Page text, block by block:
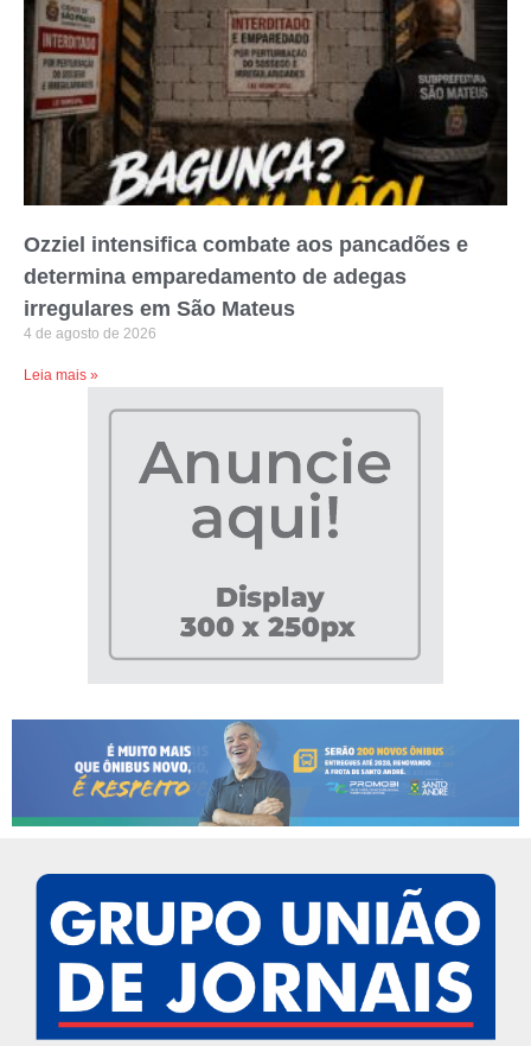
Ozziel intensifica combate aos pancadões e
determina emparedamento de adegas
irregulares em São Mateus
4 de agosto de 2026
Leia mais »